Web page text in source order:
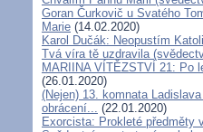
Goran Čurkovič u Svatého
Marie (14.02.2020)
Karol Dučák: Neopustím
Tvá víra tě uzdravila
MARIINA VÍTĚZSTVÍ 21: Po
(26.01.2020)
(Nejen) 13. komnata
obrácení... (22.01.2020)
Exorcista: Prokleté předměty